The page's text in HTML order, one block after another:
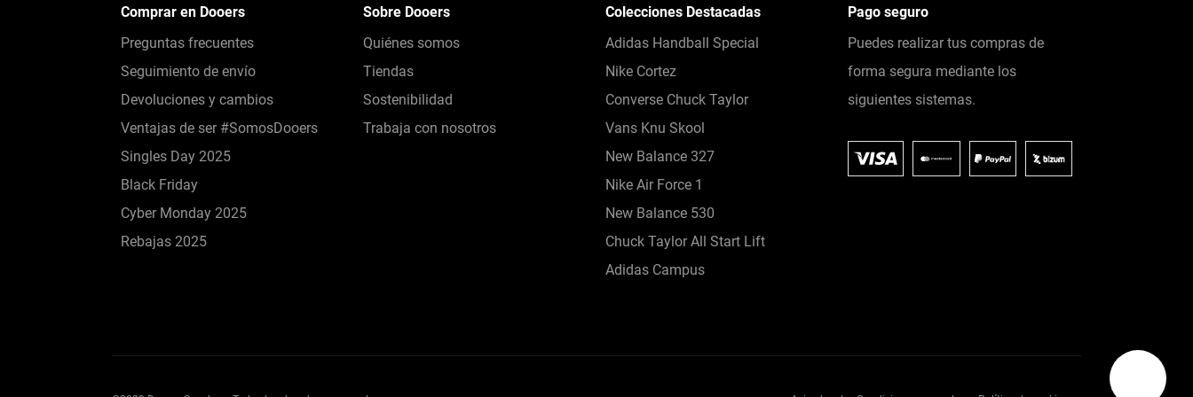
Comprar en Dooers
Preguntas frecuentes
Seguimiento de envío
Devoluciones y cambios
Ventajas de ser #SomosDooers
Singles Day 2025
Black Friday
Cyber Monday 2025
Rebajas 2025
Sobre Dooers
Quiénes somos
Tiendas
Sostenibilidad
Trabaja con nosotros
Colecciones Destacadas
Adidas Handball Special
Nike Cortez
Converse Chuck Taylor
Vans Knu Skool
New Balance 327
Nike Air Force 1
New Balance 530
Chuck Taylor All Start Lift
Adidas Campus
Pago seguro
Puedes realizar tus compras de
forma segura mediante los
siguientes sistemas.